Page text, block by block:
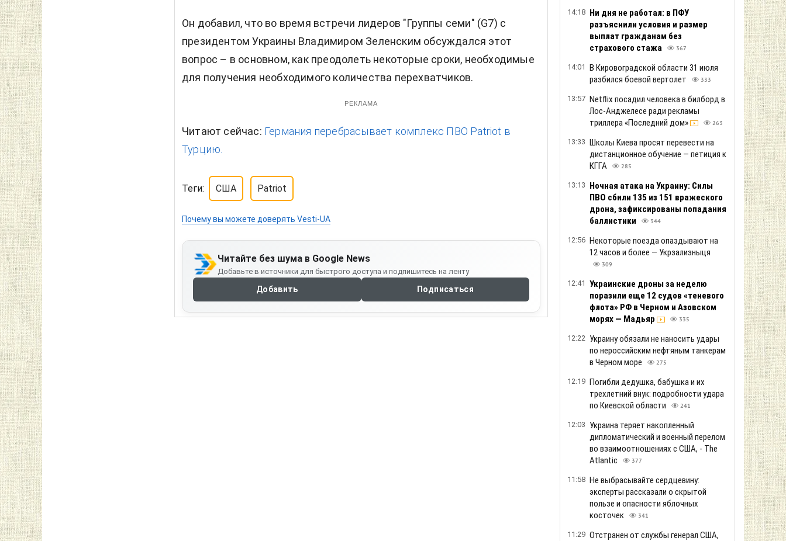
Он добавил, что во время встречи лидеров "Группы семи" (G7) с
президентом Украины Владимиром Зеленским обсуждался этот
вопрос – в основном, как преодолеть некоторые сроки, необходимые
для получения необходимого количества перехватчиков.
РЕКЛАМА
Читают сейчас: Германия перебрасывает комплекс ПВО Patriot в
Турцию.
Теги: США Patriot
Почему вы можете доверять Vesti-UA
Читайте без шума в Google News
Добавьте в источники для быстрого доступа и подпишитесь на ленту
Добавить Подписаться
14:18 Ни дня не работал: в ПФУ
разъяснили условия и размер
выплат гражданам без
страхового стажа
367
14:01 В Кировоградской области 31 июля
разбился боевой вертолет
333
13:57 Netflix посадил человека в билборд в
Лос-Анджелесе ради рекламы
триллера «Последний дом»
263
13:33 Школы Киева просят перевести на
дистанционное обучение — петиция к
КГГА
285
13:13 Ночная атака на Украину: Силы
ПВО сбили 135 из 151 вражеского
дрона, зафиксированы попадания
баллистики
344
12:56 Некоторые поезда опаздывают на
12 часов и более — Укрзализныця
309
12:41 Украинские дроны за неделю
поразили еще 12 судов «теневого
флота» РФ в Черном и Азовском
морях — Мадьяр
335
12:22 Украину обязали не наносить удары
по нероссийским нефтяным танкерам
в Черном море
275
12:19 Погибли дедушка, бабушка и их
трехлетний внук: подробности удара
по Киевской области
241
12:03 Украина теряет накопленный
дипломатический и военный перелом
во взаимоотношениях с США, - The
Atlantic
377
11:58 Не выбрасывайте сердцевину:
эксперты рассказали о скрытой
пользе и опасности яблочных
косточек
341
11:29 Отстранен от службы генерал США,